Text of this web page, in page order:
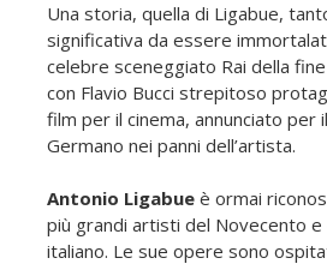
Una storia, quella di Ligabue,
significativa da essere
celebre sceneggiato Rai della
con Flavio Bucci strepitoso
film per il cinema, annunciato per
Germano nei panni dell’artista.
Antonio Ligabue è ormai
più grandi artisti del Novecento e
italiano. Le sue opere sono